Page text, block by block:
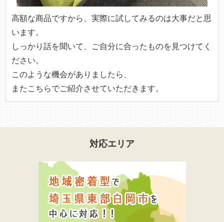
高額な商品ですから、実際に試してみるのは大事だと思
います。
しっかり話を聞いて、ご自分に合ったものを見つけてく
ださい。
このような機会がありましたら、
またこちらでご紹介させていただきます。
対応エリア